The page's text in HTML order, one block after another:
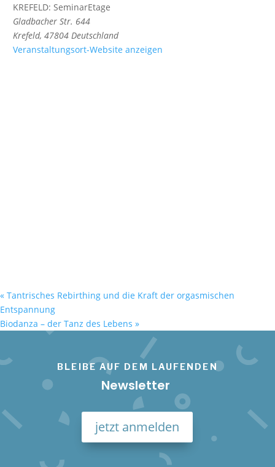
KREFELD: SeminarEtage
Gladbacher Str. 644
Krefeld, 47804 Deutschland
Veranstaltungsort-Website anzeigen
« Tantrisches Rebirthing und die Kraft der orgasmischen
Entspannung
Biodanza – der Tanz des Lebens »
BLEIBE AUF DEM LAUFENDEN
Newsletter
jetzt anmelden